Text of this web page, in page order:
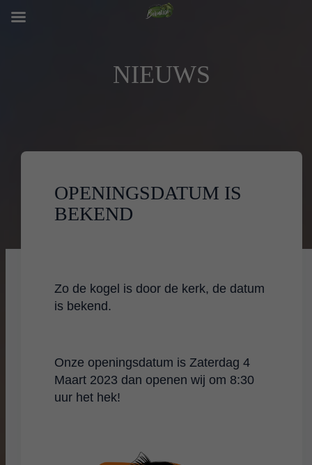
NIEUWS
OPENINGSDATUM IS
BEKEND
Zo de kogel is door de kerk, de datum
is bekend.
Onze openingsdatum is Zaterdag 4
Maart 2023 dan openen wij om 8:30
uur het hek!